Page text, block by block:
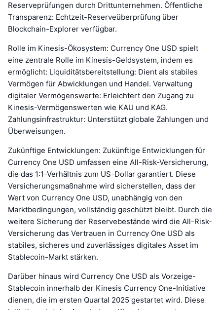
Reserveprüfungen durch Drittunternehmen. Öffentliche
Transparenz: Echtzeit-Reserveüberprüfung über
Blockchain-Explorer verfügbar.
Rolle im Kinesis-Ökosystem: Currency One USD spielt
eine zentrale Rolle im Kinesis-Geldsystem, indem es
ermöglicht: Liquiditätsbereitstellung: Dient als stabiles
Vermögen für Abwicklungen und Handel. Verwaltung
digitaler Vermögenswerte: Erleichtert den Zugang zu
Kinesis-Vermögenswerten wie KAU und KAG.
Zahlungsinfrastruktur: Unterstützt globale Zahlungen und
Überweisungen.
Zukünftige Entwicklungen: Zukünftige Entwicklungen für
Currency One USD umfassen eine All-Risk-Versicherung,
die das 1:1-Verhältnis zum US-Dollar garantiert. Diese
Versicherungsmaßnahme wird sicherstellen, dass der
Wert von Currency One USD, unabhängig von den
Marktbedingungen, vollständig geschützt bleibt. Durch die
weitere Sicherung der Reservebestände wird die All-Risk-
Versicherung das Vertrauen in Currency One USD als
stabiles, sicheres und zuverlässiges digitales Asset im
Stablecoin-Markt stärken.
Darüber hinaus wird Currency One USD als Vorzeige-
Stablecoin innerhalb der Kinesis Currency One-Initiative
dienen, die im ersten Quartal 2025 gestartet wird. Diese